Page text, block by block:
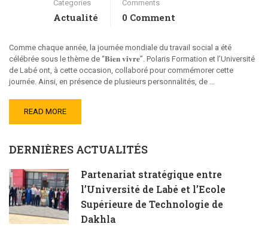
Categories
Actualité
Comments
0 Comment
Comme chaque année, la journée mondiale du travail social a été
célébrée sous le thème de “𝐁𝐢𝐞𝐧 𝐯𝐢𝐯𝐫𝐞”. Polaris Formation et l’Université
de Labé ont, à cette occasion, collaboré pour commémorer cette
journée. Ainsi, en présence de plusieurs personnalités, de …
READ MORE
DERNIÈRES ACTUALITÉS
Partenariat stratégique entre
l’Université de Labé et l’Ecole
Supérieure de Technologie de
Dakhla